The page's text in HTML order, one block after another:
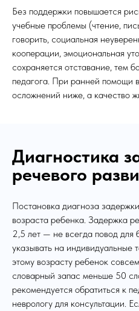
Без поддержки повышается
учебные проблемы (чтение,
говорить, социальная
кооперации, эмоциональная
сохраняется отставание, тем
педагога. При ранней помощи
осложнений ниже, а качество
Диагностика
речевого
Постановка диагноза
возраста ребенка. Задержка
2,5 лет — не всегда повод для
указывать на индивидуальные
этому возрасту ребенок
словарный запас меньше 50
рекомендуется обратиться к
неврологу для консультации.